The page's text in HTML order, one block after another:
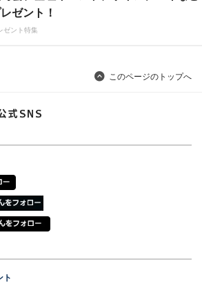
ゼント！
ゼント特集
このページのトップへ